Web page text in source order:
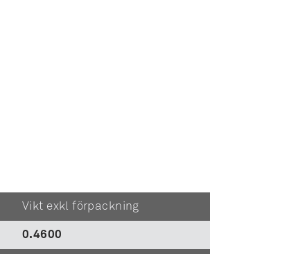
Vikt exkl förpackning
0.4600